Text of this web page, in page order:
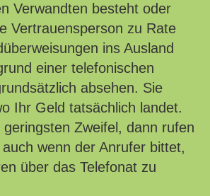
Verwandten besteht oder
Vertrauensperson zu Rate
ins Ausland
einer telefonischen
absehen. Sie
Ihr Geld tatsächlich landet.
geringsten Zweifel, dann rufen
wenn der Anrufer bittet,
über das Telefonat zu